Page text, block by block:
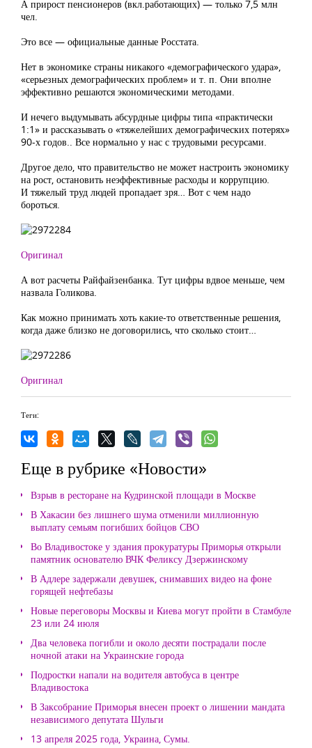
А прирост пенсионеров (вкл.работающих) — только 7,5 млн
чел.
Это все — официальные данные Росстата.
Нет в экономике страны никакого «демографического удара»,
«серьезных демографических проблем» и т. п. Они вполне
эффективно решаются экономическими методами.
И нечего выдумывать абсурдные цифры типа «практически
1:1» и рассказывать о «тяжелейших демографических потерях»
90-х годов.. Все нормально у нас с трудовыми ресурсами.
Другое дело, что правительство не может настроить экономику
на рост, остановить неэффективные расходы и коррупцию.
И тяжелый труд людей пропадает зря… Вот с чем надо
бороться.
Оригинал
А вот расчеты Райфайзенбанка. Тут цифры вдвое меньше, чем
назвала Голикова.
Как можно принимать хоть какие-то ответственные решения,
когда даже близко не договорились, что сколько стоит…
Оригинал
Теги:
Еще в рубрике «Новости»
Взрыв в ресторане на Кудринской площади в Москве
В Хакасии без лишнего шума отменили миллионную
выплату семьям погибших бойцов СВО
Во Владивостоке у здания прокуратуры Приморья открыли
памятник основателю ВЧК Феликсу Дзержинскому
В Адлере задержали девушек, снимавших видео на фоне
горящей нефтебазы
Новые переговоры Москвы и Киева могут пройти в Стамбуле
23 или 24 июля
Два человека погибли и около десяти пострадали после
ночной атаки на Украинские города
Подростки напали на водителя автобуса в центре
Владивостока
В Заксобрание Приморья внесен проект о лишении мандата
независимого депутата Шульги
13 апреля 2025 года, Украина, Сумы.